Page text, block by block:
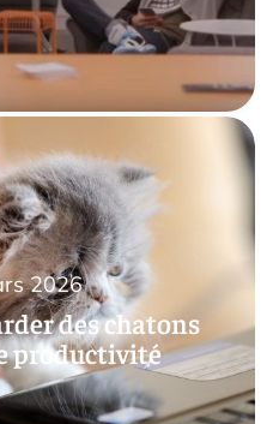
des chatons
productivité
2026